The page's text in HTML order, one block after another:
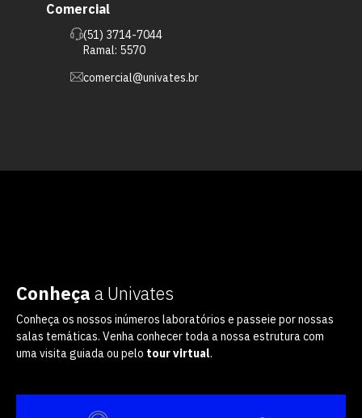
Comercial
(51) 3714-7044
Ramal: 5570
comercial@univates.br
Conheça a Univates
Conheça os nossos inúmeros laboratórios e passeie por nossas
salas temáticas. Venha conhecer toda a nossa estrutura com
uma visita guiada ou pelo tour virtual.